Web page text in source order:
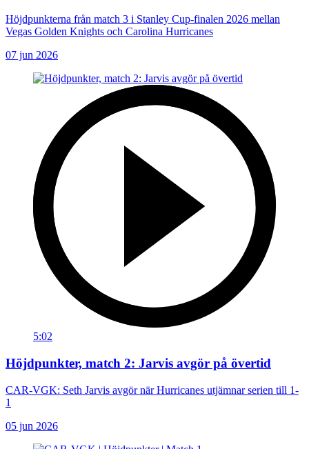
Höjdpunkterna från match 3 i Stanley Cup-finalen 2026 mellan
Vegas Golden Knights och Carolina Hurricanes
07 jun 2026
5:02
Höjdpunkter, match 2: Jarvis avgör på övertid
CAR-VGK: Seth Jarvis avgör när Hurricanes utjämnar serien till 1-
1
05 jun 2026